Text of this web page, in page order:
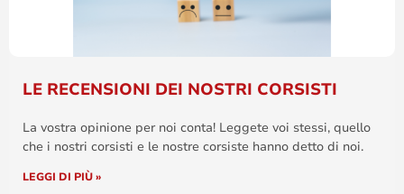
LE RECENSIONI DEI NOSTRI CORSISTI
La vostra opinione per noi conta! Leggete voi stessi, quello
che i nostri corsisti e le nostre corsiste hanno detto di noi.
LEGGI DI PIÙ »